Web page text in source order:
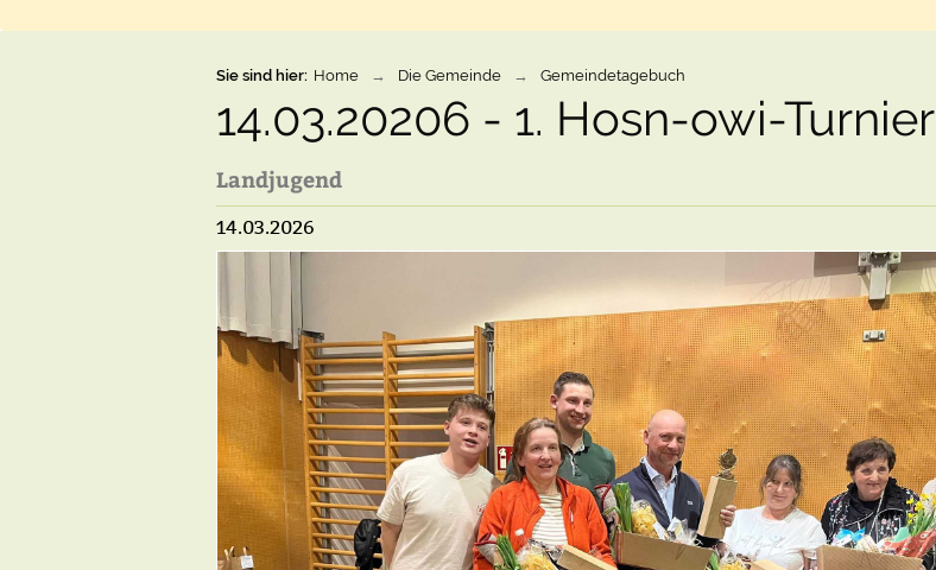
Sie sind hier: Home → Die Gemeinde → Gemeindetagebuch
14.03.20206 - 1. Hosn-owi-Turnier
Landjugend
14.03.2026